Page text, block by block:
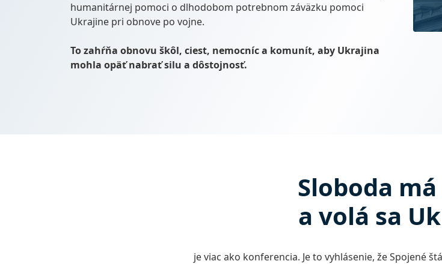
humanitárnej pomoci o dlhodobom potrebnom záväzku pomoci
Ukrajine pri obnove po vojne.
To zahŕňa obnovu škôl, ciest, nemocníc a komunít, aby Ukrajina
mohla opäť nabrať silu a dôstojnosť.
Sloboda
a volá sa
je viac ako konferencia. Je to vyhlásenie, že Spojené